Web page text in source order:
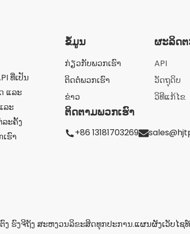
ທີ່ເປັນ
ແລະ
ລະ
ະຄັ້ງ
ຮົາ
ຂໍ້ມູນ
ກ່ຽວກັບພວກເຮົາ
ຕິດຕໍ່ພວກເຮົາ
ຂ່າວ
ຜະລິດ
API
ວັດຖຸດິບ
ວິທີແກ້ໄຂ
ຕິດຕາມພວກເຮົາ
+86 13181703269
ຮົງຈີຖັງ ສະຫງວນລິຂະສິດທຸກປະການ.ແຜນຜັງເວັບໄຊ